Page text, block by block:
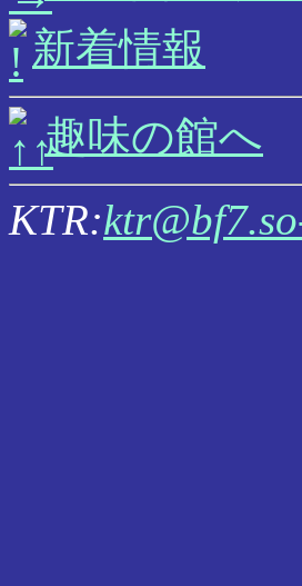
新着情報
趣味の館へ
KTR: